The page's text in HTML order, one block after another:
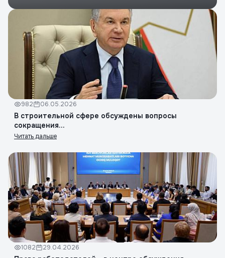
982 06.05.2026
В строительной сфере обсуждены вопросы
сокращения...
Читать дальше
1082 29.04.2026